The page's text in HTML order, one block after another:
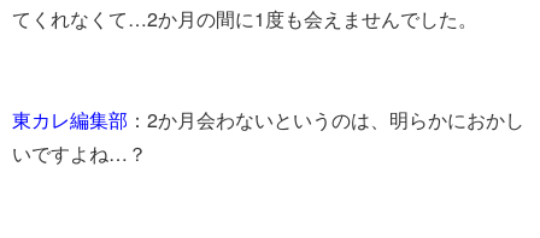
てくれなくて…2か月の間に1度も会えませんでした。
東カレ編集部 ：2か月会わないというのは、明らかにおかし
いですよね…？